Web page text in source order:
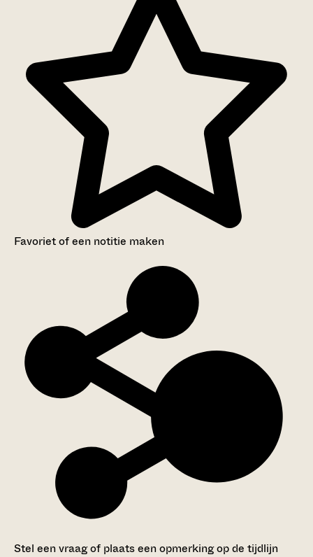
Favoriet of een notitie maken
Stel een vraag of plaats een opmerking op de tijdlijn